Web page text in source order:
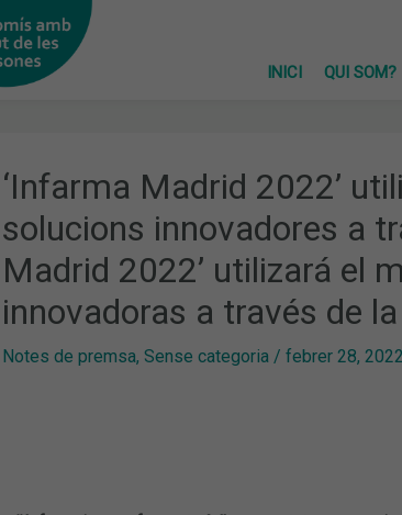
INICI
QUI SOM?
‘Infarma Madrid 2022’
solucions innovadores a
Madrid 2022’ utilizará el
innovadoras a través de
Notes de premsa, Sense categoria/ febrer 28, 2022